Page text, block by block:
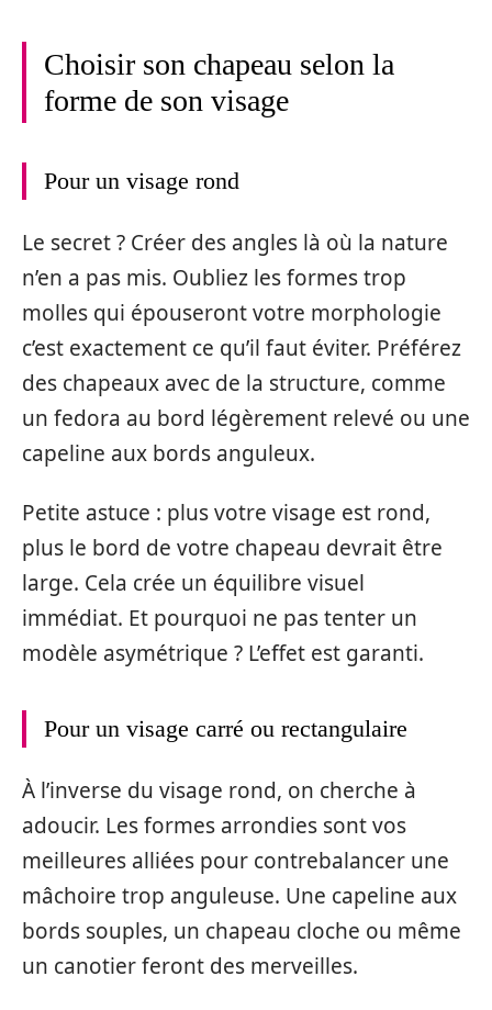
Choisir son chapeau selon la
forme de son visage
Pour un visage rond
Le secret ? Créer des angles là où la nature
n’en a pas mis. Oubliez les formes trop
molles qui épouseront votre morphologie
c’est exactement ce qu’il faut éviter. Préférez
des chapeaux avec de la structure, comme
un fedora au bord légèrement relevé ou une
capeline aux bords anguleux.
Petite astuce : plus votre visage est rond,
plus le bord de votre chapeau devrait être
large. Cela crée un équilibre visuel
immédiat. Et pourquoi ne pas tenter un
modèle asymétrique ? L’effet est garanti.
Pour un visage carré ou rectangulaire
À l’inverse du visage rond, on cherche à
adoucir. Les formes arrondies sont vos
meilleures alliées pour contrebalancer une
mâchoire trop anguleuse. Une capeline aux
bords souples, un chapeau cloche ou même
un canotier feront des merveilles.